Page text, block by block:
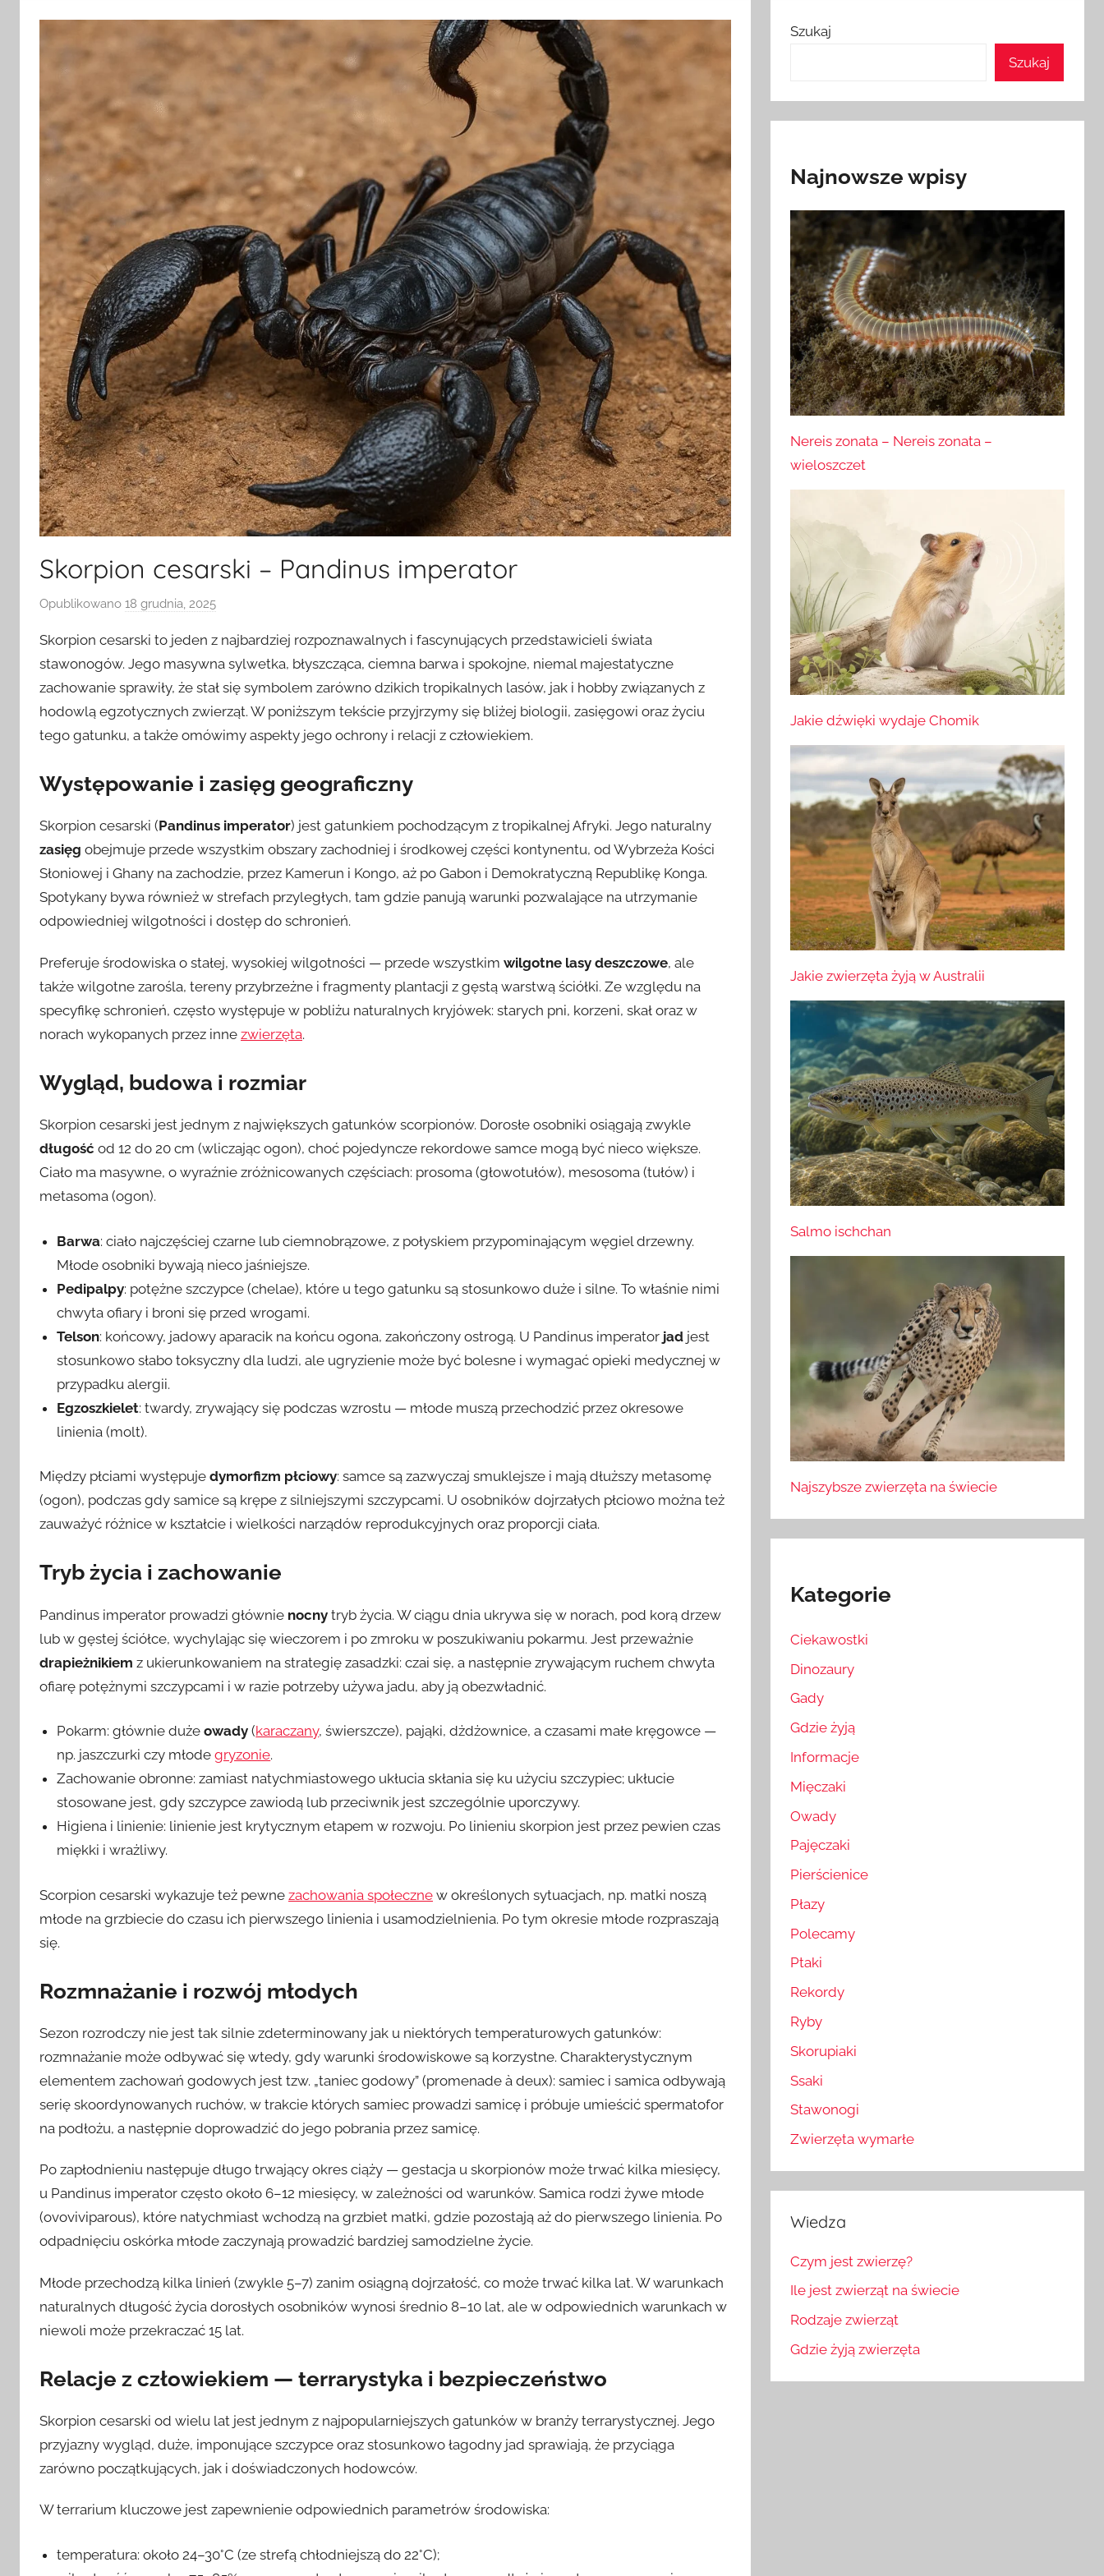
Skorpion cesarski – Pandinus imperator
Opublikowano 18 grudnia, 2025
z
e
z
Skorpion cesarski to jeden z najbardziej rozpoznawalnych i fascynujących przedstawicieli świata
stawonogów. Jego masywna sylwetka, błyszcząca, ciemna barwa i spokojne, niemal majestatyczne
zachowanie sprawiły, że stał się symbolem zarówno dzikich tropikalnych lasów, jak i hobby związanych z
hodowlą egzotycznych zwierząt. W poniższym tekście przyjrzymy się bliżej biologii, zasięgowi oraz życiu
tego gatunku, a także omówimy aspekty jego ochrony i relacji z człowiekiem.
Występowanie i zasięg geograficzny
Skorpion cesarski (Pandinus imperator) jest gatunkiem pochodzącym z tropikalnej Afryki. Jego naturalny
zasięg obejmuje przede wszystkim obszary zachodniej i środkowej części kontynentu, od Wybrzeża Kości
Słoniowej i Ghany na zachodzie, przez Kamerun i Kongo, aż po Gabon i Demokratyczną Republikę Konga.
Spotykany bywa również w strefach przyległych, tam gdzie panują warunki pozwalające na utrzymanie
odpowiedniej wilgotności i dostęp do schronień.
Preferuje środowiska o stałej, wysokiej wilgotności — przede wszystkim wilgotne lasy deszczowe, ale
także wilgotne zarośla, tereny przybrzeżne i fragmenty plantacji z gęstą warstwą ściółki. Ze względu na
specyfikę schronień, często występuje w pobliżu naturalnych kryjówek: starych pni, korzeni, skał oraz w
norach wykopanych przez inne zwierzęta.
Wygląd, budowa i rozmiar
Skorpion cesarski jest jednym z największych gatunków scorpionów. Dorosłe osobniki osiągają zwykle
długość od 12 do 20 cm (wliczając ogon), choć pojedyncze rekordowe samce mogą być nieco większe.
Ciało ma masywne, o wyraźnie zróżnicowanych częściach: prosoma (głowotułów), mesosoma (tułów) i
metasoma (ogon).
Barwa: ciało najczęściej czarne lub ciemnobrązowe, z połyskiem przypominającym węgiel drzewny.
Młode osobniki bywają nieco jaśniejsze.
Pedipalpy: potężne szczypce (chelae), które u tego gatunku są stosunkowo duże i silne. To właśnie nimi
chwyta ofiary i broni się przed wrogami.
Telson: końcowy, jadowy aparacik na końcu ogona, zakończony ostrogą. U Pandinus imperator jad jest
stosunkowo słabo toksyczny dla ludzi, ale ugryzienie może być bolesne i wymagać opieki medycznej w
przypadku alergii.
Egzoszkielet: twardy, zrywający się podczas wzrostu — młode muszą przechodzić przez okresowe
linienia (molt).
Między płciami występuje dymorfizm płciowy: samce są zazwyczaj smuklejsze i mają dłuższy metasomę
(ogon), podczas gdy samice są krępe z silniejszymi szczypcami. U osobników dojrzałych płciowo można też
zauważyć różnice w kształcie i wielkości narządów reprodukcyjnych oraz proporcji ciała.
Tryb życia i zachowanie
Pandinus imperator prowadzi głównie nocny tryb życia. W ciągu dnia ukrywa się w norach, pod korą drzew
lub w gęstej ściółce, wychylając się wieczorem i po zmroku w poszukiwaniu pokarmu. Jest przeważnie
drapieżnikiem z ukierunkowaniem na strategię zasadzki: czai się, a następnie zrywającym ruchem chwyta
ofiarę potężnymi szczypcami i w razie potrzeby używa jadu, aby ją obezwładnić.
Pokarm: głównie dużeowady (karaczany, świerszcze), pająki, dżdżownice, a czasami małe kręgowce —
np. jaszczurki czy młodegryzonie.
Zachowanie obronne: zamiast natychmiastowego ukłucia skłania się ku użyciu szczypiec; ukłucie
stosowane jest, gdy szczypce zawiodą lub przeciwnik jest szczególnie uporczywy.
Higiena i linienie: linienie jest krytycznym etapem w rozwoju. Po linieniu skorpion jest przez pewien czas
miękki i wrażliwy.
Scorpion cesarski wykazuje też pewne zachowania społeczne w określonych sytuacjach, np. matki noszą
młode na grzbiecie do czasu ich pierwszego linienia i usamodzielnienia. Po tym okresie młode rozpraszają
się.
Rozmnażanie i rozwój młodych
Sezon rozrodczy nie jest tak silnie zdeterminowany jak u niektórych temperaturowych gatunków:
rozmnażanie może odbywać się wtedy, gdy warunki środowiskowe są korzystne. Charakterystycznym
elementem zachowań godowych jest tzw. „taniec godowy” (promenade à deux): samiec i samica odbywają
serię skoordynowanych ruchów, w trakcie których samiec prowadzi samicę i próbuje umieścić spermatofor
na podłożu, a następnie doprowadzić do jego pobrania przez samicę.
Po zapłodnieniu następuje długo trwający okres ciąży — gestacja u skorpionów może trwać kilka miesięcy,
u Pandinus imperator często około 6–12 miesięcy, w zależności od warunków. Samica rodzi żywe młode
(ovoviviparous), które natychmiast wchodzą na grzbiet matki, gdzie pozostają aż do pierwszego linienia. Po
odpadnięciu oskórka młode zaczynają prowadzić bardziej samodzielne życie.
Młode przechodzą kilka linień (zwykle 5–7) zanim osiągną dojrzałość, co może trwać kilka lat. W warunkach
naturalnych długość życia dorosłych osobników wynosi średnio 8–10 lat, ale w odpowiednich warunkach w
niewoli może przekraczać 15 lat.
Relacje z człowiekiem — terrarystyka i bezpieczeństwo
Skorpion cesarski od wielu lat jest jednym z najpopularniejszych gatunków w branży terrarystycznej. Jego
przyjazny wygląd, duże, imponujące szczypce oraz stosunkowo łagodny jad sprawiają, że przyciąga
zarówno początkujących, jak i doświadczonych hodowców.
W terrarium kluczowe jest zapewnienie odpowiednich parametrów środowiska:
temperatura: około 24–30°C (ze strefą chłodniejszą do 22°C);
Szukaj
Szukaj
Najnowsze wpisy
Nereis zonata – Nereis zonata –
wieloszczet
Jakie dźwięki wydaje Chomik
Jakie zwierzęta żyją w Australii
Salmo ischchan
Najszybsze zwierzęta na świecie
Kategorie
Ciekawostki
Dinozaury
Gady
Gdzie żyją
Informacje
Mięczaki
Owady
Pajęczaki
Pierścienice
Płazy
Polecamy
Ptaki
Rekordy
Ryby
Skorupiaki
Ssaki
Stawonogi
Zwierzęta wymarłe
Wiedza
Czym jest zwierzę?
Ile jest zwierząt na świecie
Rodzaje zwierząt
Gdzie żyją zwierzęta